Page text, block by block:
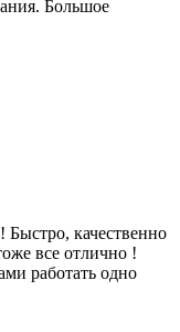
Большое
качественно
все отлично !
работать одно